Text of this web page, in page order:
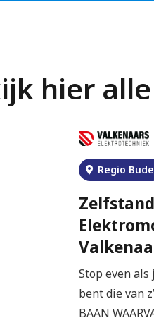
hier alle
Regio
Stop even
bent die van
BAAN